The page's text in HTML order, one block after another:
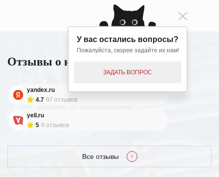
Отзывы о нашей работе
yandex.ru
4.7 97 отзывов
yell.ru
5 9 отзывов
Все отзывы
У вас остались вопросы?
Пожалуйста, скорее задайте их нам!
ЗАДАТЬ ВОПРОС